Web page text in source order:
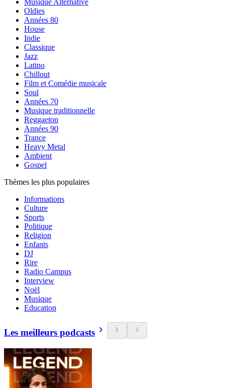
Musique Alternative
Oldies
Années 80
House
Indie
Classique
Jazz
Latino
Chillout
Film et Comédie musicale
Soul
Années 70
Musique traditionnelle
Reggaeton
Années 90
Trance
Heavy Metal
Ambient
Gospel
Thèmes les plus populaires
Informations
Culture
Sports
Politique
Religion
Enfants
DJ
Rire
Radio Campus
Interview
Noël
Musique
Education
Les meilleurs podcasts